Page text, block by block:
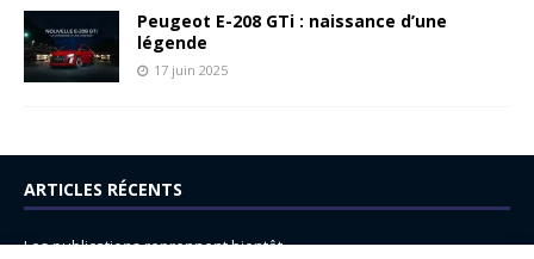
Peugeot E-208 GTi : naissance d’une
légende
17 juin 2025
ARTICLES RÉCENTS
Les publications reprennent bientôt…